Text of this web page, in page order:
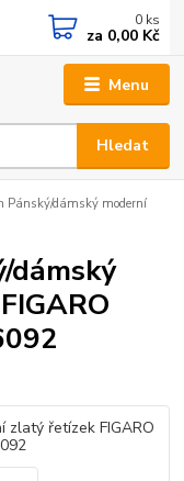
Menu
Hledat
0 ks
za 0,00 Kč
Pánský/dámský moderní
dámský